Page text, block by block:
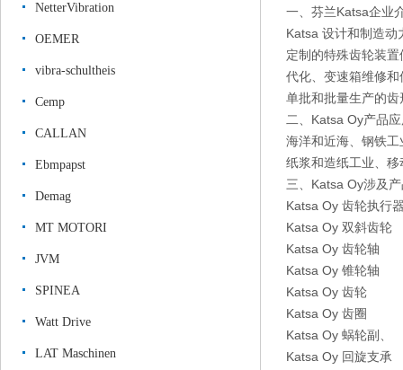
NetterVibration
OEMER
vibra-schultheis
Cemp
CALLAN
Ebmpapst
Demag
MT MOTORI
JVM
SPINEA
Watt Drive
LAT Maschinen
一、芬兰Katsa企业
Katsa 设计和制造动
定制的特殊齿轮装
代化、变速箱维修
单批和批量生产的齿
二、Katsa Oy产品
海洋和近海、钢铁
纸浆和造纸工业、
三、Katsa Oy涉及
Katsa Oy 齿轮执行
Katsa Oy 双斜齿轮
Katsa Oy 齿轮轴
Katsa Oy 锥轮轴
Katsa Oy 齿轮
Katsa Oy 齿圈
Katsa Oy 蜗轮副、
Katsa Oy 回旋支承